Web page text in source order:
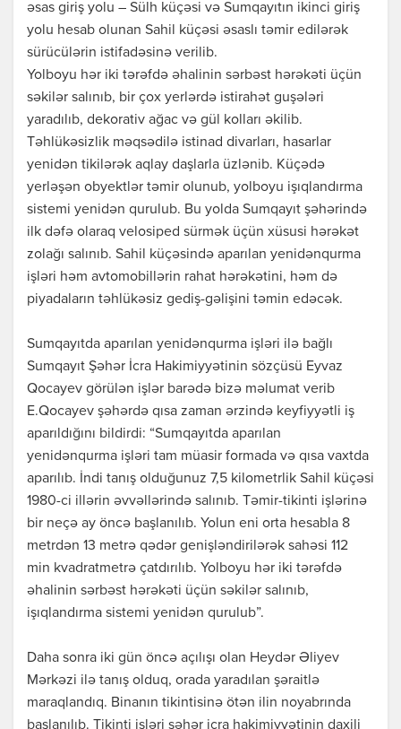
əsas giriş yolu – Sülh küçəsi və Sumqayıtın ikinci giriş
yolu hesab olunan Sahil küçəsi əsaslı təmir edilərək
sürücülərin istifadəsinə verilib.
Yolboyu hər iki tərəfdə əhalinin sərbəst hərəkəti üçün
səkilər salınıb, bir çox yerlərdə istirahət guşələri
yaradılıb, dekorativ ağac və gül kolları əkilib.
Təhlükəsizlik məqsədilə istinad divarları, hasarlar
yenidən tikilərək aqlay daşlarla üzlənib. Küçədə
yerləşən obyektlər təmir olunub, yolboyu işıqlandırma
sistemi yenidən qurulub. Bu yolda Sumqayıt şəhərində
ilk dəfə olaraq velosiped sürmək üçün xüsusi hərəkət
zolağı salınıb. Sahil küçəsində aparılan yenidənqurma
işləri həm avtomobillərin rahat hərəkətini, həm də
piyadaların təhlükəsiz gediş-gəlişini təmin edəcək.
Sumqayıtda aparılan yenidənqurma işləri ilə bağlı
Sumqayıt Şəhər İcra Hakimiyyətinin sözçüsü Eyvaz
Qocayev görülən işlər barədə bizə məlumat verib
E.Qocayev şəhərdə qısa zaman ərzində keyfiyyətli iş
aparıldığını bildirdi: “Sumqayıtda aparılan
yenidənqurma işləri tam müasir formada və qısa vaxtda
aparılıb. İndi tanış olduğunuz 7,5 kilometrlik Sahil küçəsi
1980-ci illərin əvvəllərində salınıb. Təmir-tikinti işlərinə
bir neçə ay öncə başlanılıb. Yolun eni orta hesabla 8
metrdən 13 metrə qədər genişləndirilərək sahəsi 112
min kvadratmetrə çatdırılıb. Yolboyu hər iki tərəfdə
əhalinin sərbəst hərəkəti üçün səkilər salınıb,
işıqlandırma sistemi yenidən qurulub”.
Daha sonra iki gün öncə açılışı olan Heydər Əliyev
Mərkəzi ilə tanış olduq, orada yaradılan şəraitlə
maraqlandıq. Binanın tikintisinə ötən ilin noyabrında
başlanılıb. Tikinti işləri şəhər icra hakimiyyətinin daxili